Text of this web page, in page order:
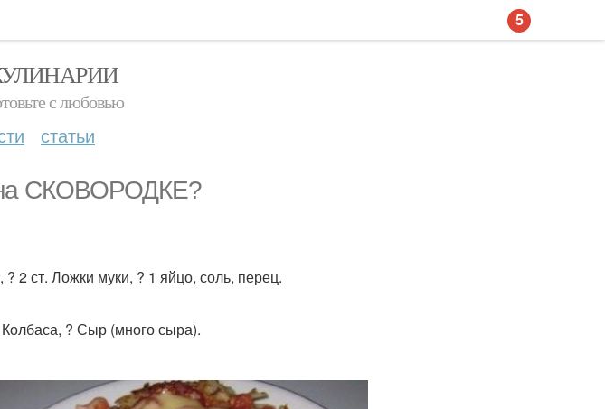
с любовью
статьи
СКОВОРОДКЕ?
2 ст. Ложки муки, ? 1 яйцо, соль, перец.
? Сыр (много сыра).
5